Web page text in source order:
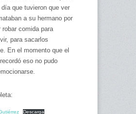
día que tuvieron que ver
a su hermano por
robar comida para
para sacarlos
En el momento que el
eso no pudo
Descarga